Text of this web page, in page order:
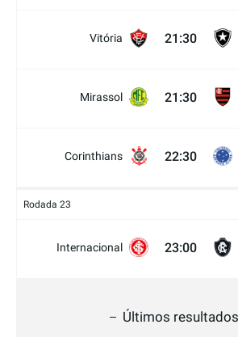
Vitória 21:30
Mirassol 21:30
Corinthians 22:30
Rodada 23
Internacional 23:00
Últimos resultados